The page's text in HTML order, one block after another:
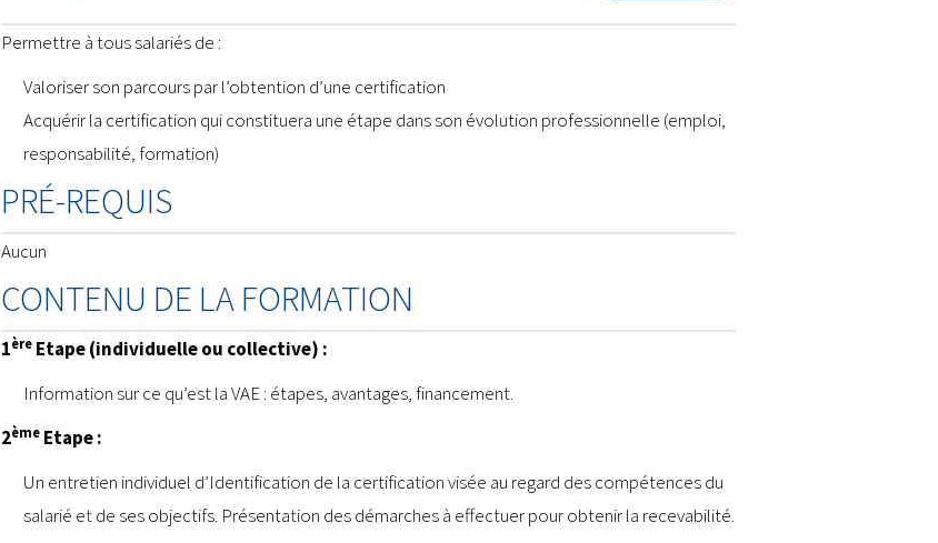
Permettre à tous salariés de :
Valoriser son parcours par l’obtention d’une certification
Acquérir la certification qui constituera une étape dans son évolution professionnelle (emploi,
responsabilité, formation)
PRÉ-REQUIS
Aucun
CONTENU DE LA FORMATION
1ère Etape (individuelle ou collective) :
Information sur ce qu’est la VAE : étapes, avantages, financement.
2ème Etape :
Un entretien individuel d’Identification de la certification visée au regard des compétences du
salarié et de ses objectifs. Présentation des démarches à effectuer pour obtenir la recevabilité.